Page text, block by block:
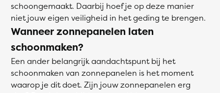
schoongemaakt. Daarbij hoef je op deze manier
niet jouw eigen veiligheid in het geding te brengen.
Wanneer zonnepanelen laten
schoonmaken?
Een ander belangrijk aandachtspunt bij het
schoonmaken van zonnepanelen is het moment
waarop je dit doet. Zijn jouw zonnepanelen erg